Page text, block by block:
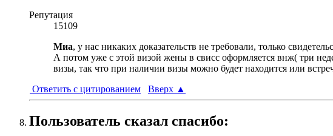
Репутация
15109
Миа, у нас никаких доказательств не требовали, только
А потом уже с этой визой жены в свисс оформляется внж( три
визы, так что при наличии визы можно будет находится или
Ответить с цитированием
Вверх ▲
Пользователь сказал cпасибо: